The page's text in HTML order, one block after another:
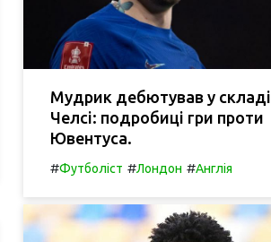
Мудрик дебютував у складі
Челсі: подробиці гри проти
Ювентуса.
#Футболіст #Лондон #Англія